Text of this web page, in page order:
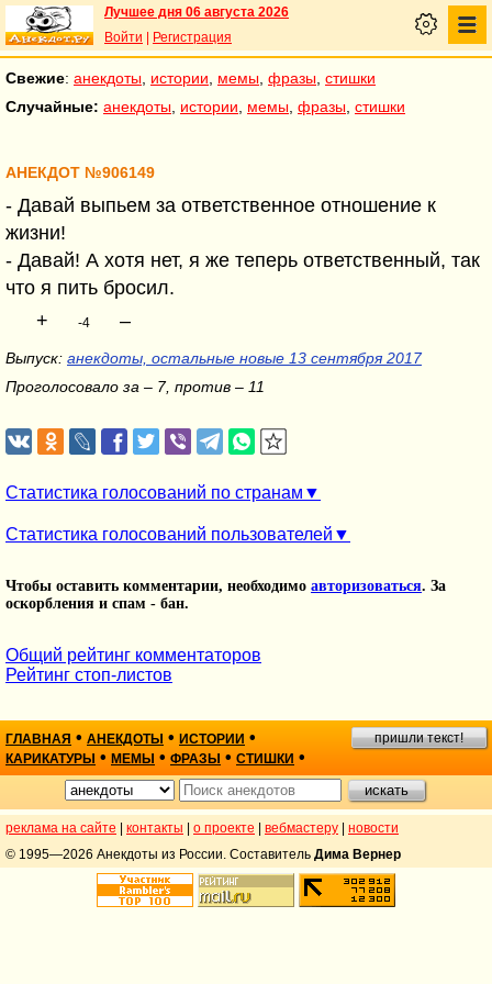
Лучшее дня 06 августа 2026
Войти
Регистрация
Свежие: анекдоты истории мемы фразы стишки
Случайные: анекдоты истории мемы фразы стишки
АНЕКДОТ №906149
- Давай выпьем за ответственное отношение к
жизни!
- Давай! А хотя нет, я же теперь ответственный, так
что я пить бросил.
+
-4 –
Выпуск: анекдоты, остальные новые 13 сентября 2017
Проголосовало за – 7, против – 11
Статистика голосований по странам
Статистика голосований пользователей
Чтобы оставить комментарии, необходимо авторизоваться. За
оскорбления и спам - бан.
Общий рейтинг комментаторов
Рейтинг стоп-листов
ГЛАВНАЯ • АНЕКДОТЫ • ИСТОРИИ •
КАРИКАТУРЫ • МЕМЫ • ФРАЗЫ • СТИШКИ •
пришли текст!
реклама на сайте контакты о проекте вебмастеру
новости
© 1995—2026 Анекдоты из России. Составитель Дима Вернер